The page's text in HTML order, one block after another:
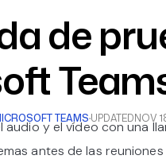
de
TEAMS·UPDATEDNOV
audio y el vídeo con una
antes de las